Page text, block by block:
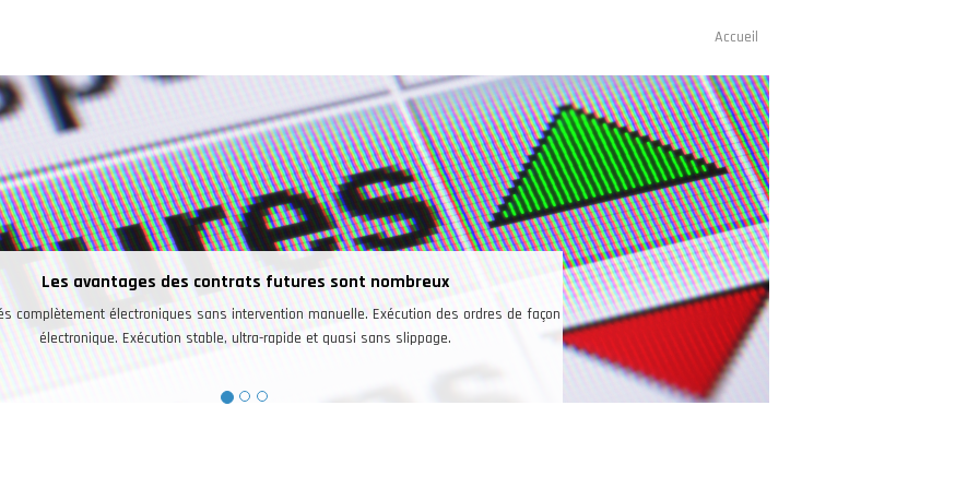
principale
Accueil
Une bonne raison pour trader les futures
Les investisseurs peuvent trader sur un seul et même compte les futures sur des indices de
marchés ainsi que sur le pétrole, l’or, l’argent, le café, le cacao, les devises.